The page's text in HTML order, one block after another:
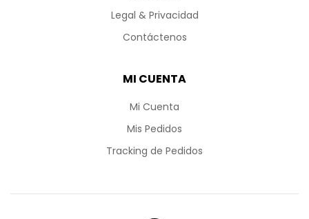
Legal & Privacidad
Contáctenos
MI CUENTA
Mi Cuenta
Mis Pedidos
Tracking de Pedidos